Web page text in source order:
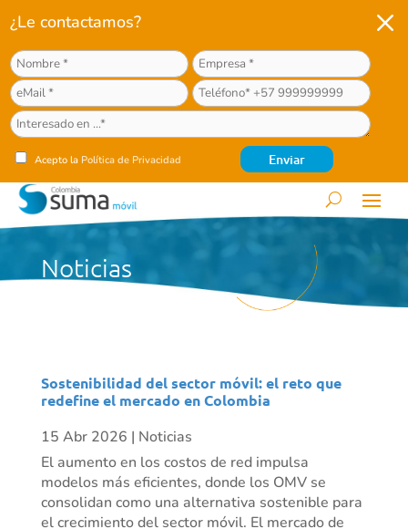
¿Le contactamos?
Acepto la Política de Privacidad
M
Noticias
Sostenibilidad del sector móvil: el reto que
redefine el mercado en Colombia
15 Abr 2026 | Noticias
El aumento en los costos de red impulsa
modelos más eficientes, donde los OMV se
consolidan como una alternativa sostenible para
el crecimiento del sector móvil. El mercado de